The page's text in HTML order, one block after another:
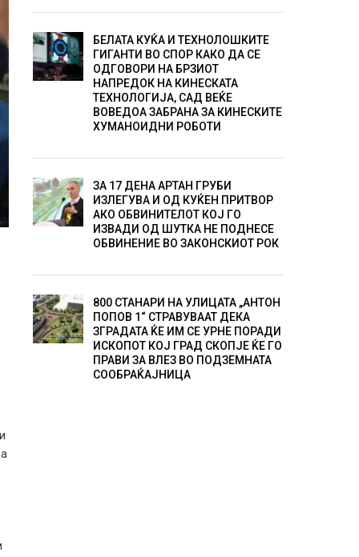
БЕЛАТА КУЌА И ТЕХНОЛОШКИТЕ
ГИГАНТИ ВО СПОР КАКО ДА СЕ
ОДГОВОРИ НА БРЗИОТ
НАПРЕДОК НА КИНЕСКАТА
ТЕХНОЛОГИЈА, САД ВЕЌЕ
ВОВЕДОА ЗАБРАНА ЗА КИНЕСКИТЕ
ХУМАНОИДНИ РОБОТИ
ЗА 17 ДЕНА АРТАН ГРУБИ
ИЗЛЕГУВА И ОД КУЌЕН ПРИТВОР
АКО ОБВИНИТЕЛОТ КОЈ ГО
ИЗВАДИ ОД ШУТКА НЕ ПОДНЕСЕ
ОБВИНЕНИЕ ВО ЗАКОНСКИОТ РОК
800 СТАНАРИ НА УЛИЦАТА „АНТОН
ПОПОВ 1“ СТРАВУВААТ ДЕКА
ЗГРАДАТА ЌЕ ИМ СЕ УРНЕ ПОРАДИ
ИСКОПОТ КОЈ ГРАД СКОПЈЕ ЌЕ ГО
ПРАВИ ЗА ВЛЕЗ ВО ПОДЗЕМНАТА
СООБРАЌАЈНИЦА